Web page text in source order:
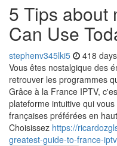
5 Tips about
Can Use
stephenv345lki5 418
Vous êtes nostalgique des
retrouver les programmes
Grâce à la France IPTV,
plateforme intuitive qui
françaises préférées en
Choisissez https://
greatest-guide-to-france-iptv